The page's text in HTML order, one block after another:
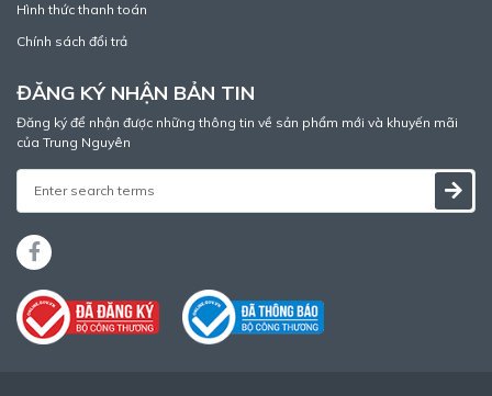
Hình thức thanh toán
Chính sách đổi trả
ĐĂNG KÝ NHẬN BẢN TIN
Đăng ký để nhận được những thông tin về sản phẩm mới và khuyến mãi
của Trung Nguyên